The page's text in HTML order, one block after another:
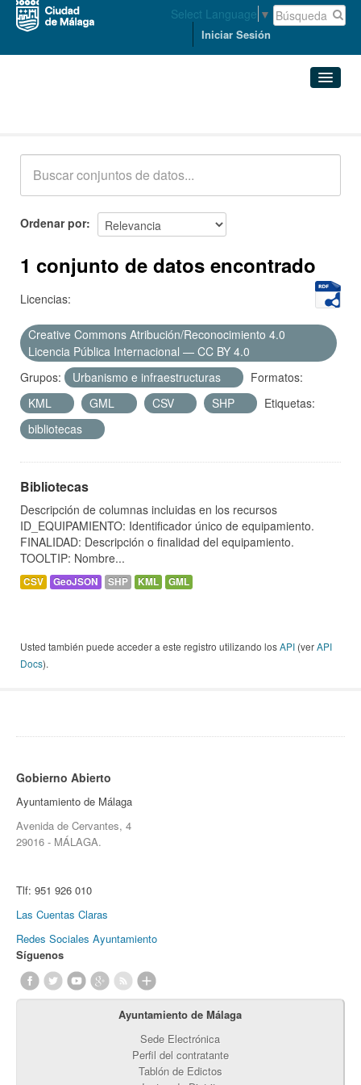
Select Language ▼
Iniciar Sesión
Acerca de
Ordenar por
1 conjunto de datos encontrado
Licencias:
Creative Commons Atribución/Reconocimiento 4.0
Licencia Pública Internacional — CC BY 4.0
Grupos:
Urbanismo e infraestructuras
Formatos:
KML
GML CSV SHP
Etiquetas:
bibliotecas
Bibliotecas
Descripción de columnas incluidas en los recursos
ID_EQUIPAMIENTO: Identificador único de equipamiento.
FINALIDAD: Descripción o finalidad del equipamiento.
TOOLTIP: Nombre...
CSV GeoJSON SHP KML GML
Usted también puede acceder a este registro utilizando losAPI (verAPI
Docs).
Gobierno Abierto
Ayuntamiento de Málaga
Avenida de Cervantes, 4
29016 - MÁLAGA.
Tlf: 951 926 010
Las Cuentas Claras
Redes Sociales Ayuntamiento
Síguenos
Ayuntamiento de Málaga
Sede Electrónica
Perfil del contratante
Tablón de Edictos